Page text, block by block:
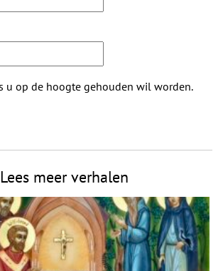
u op de hoogte gehouden wil worden.
Lees meer verhalen